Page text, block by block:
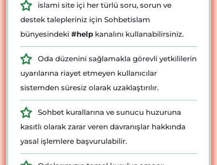
islami site içi her türlü soru, sorun ve
destek talepleriniz için Sohbetislam
bünyesindeki #help kanalını kullanabilirsiniz.
Oda düzenini sağlamakla görevli yetkililerin
uyarılarına riayet etmeyen kullanıcılar
sistemden süresiz olarak uzaklaştırılır.
Sohbet kurallarına ve sunucu huzuruna
kasıtlı olarak zarar veren davranışlar hakkında
yasal işlemlere başvurulabilir.